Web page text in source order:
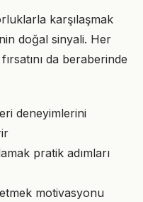
karşılaşmak
doğal sinyali. Her
da beraberinde
deneyimlerini
pratik adımları
motivasyonu